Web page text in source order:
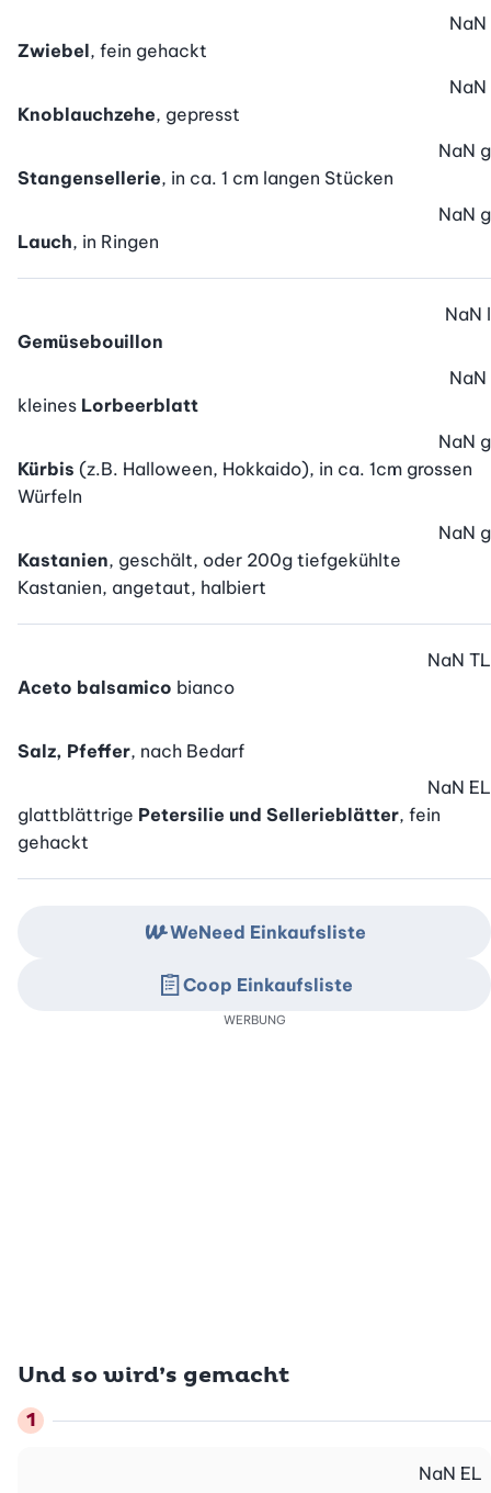
Zwiebel, fein gehackt
NaN
Knoblauchzehe, gepresst
NaN
Stangensellerie, in ca. 1 cm langen Stücken
NaN g
Lauch, in Ringen
NaN g
Gemüsebouillon
NaN l
kleines Lorbeerblatt
NaN
Kürbis (z.B. Halloween, Hokkaido), in ca. 1cm grossen
Würfeln
NaN g
Kastanien, geschält, oder 200g tiefgekühlte
Kastanien, angetaut, halbiert
NaN g
Aceto balsamico bianco
NaN TL
Salz, Pfeffer, nach Bedarf
glattblättrige Petersilie und Sellerieblätter, fein
gehackt
NaN EL
Und so wird’s gemacht
NaN EL
WeNeed Einkaufsliste
Coop Einkaufsliste
WERBUNG